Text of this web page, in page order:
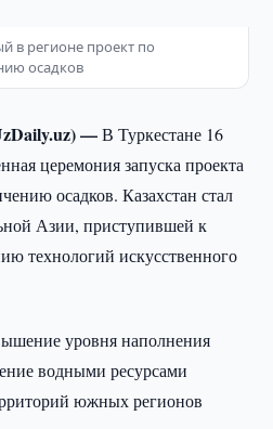
в регионе проект по
осадков
—В Туркестане 16
церемония запуска проекта
осадков. Казахстан стал
Азии, приступившей к
технологий искусственного
уровня наполнения
водными ресурсами
южных регионов